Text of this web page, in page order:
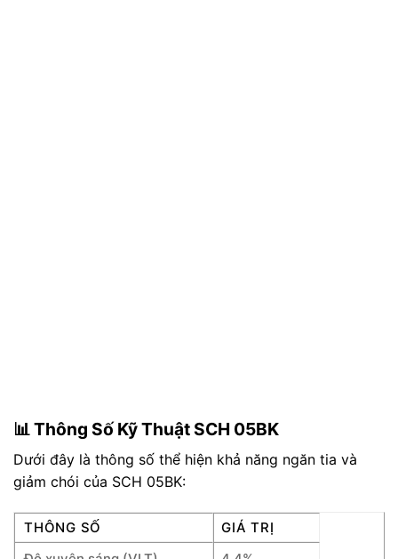
📊 Thông Số Kỹ Thuật SCH 05BK
Dưới đây là thông số thể hiện khả năng ngăn tia và
giảm chói của SCH 05BK:
THÔNG SỐ
GIÁ TRỊ